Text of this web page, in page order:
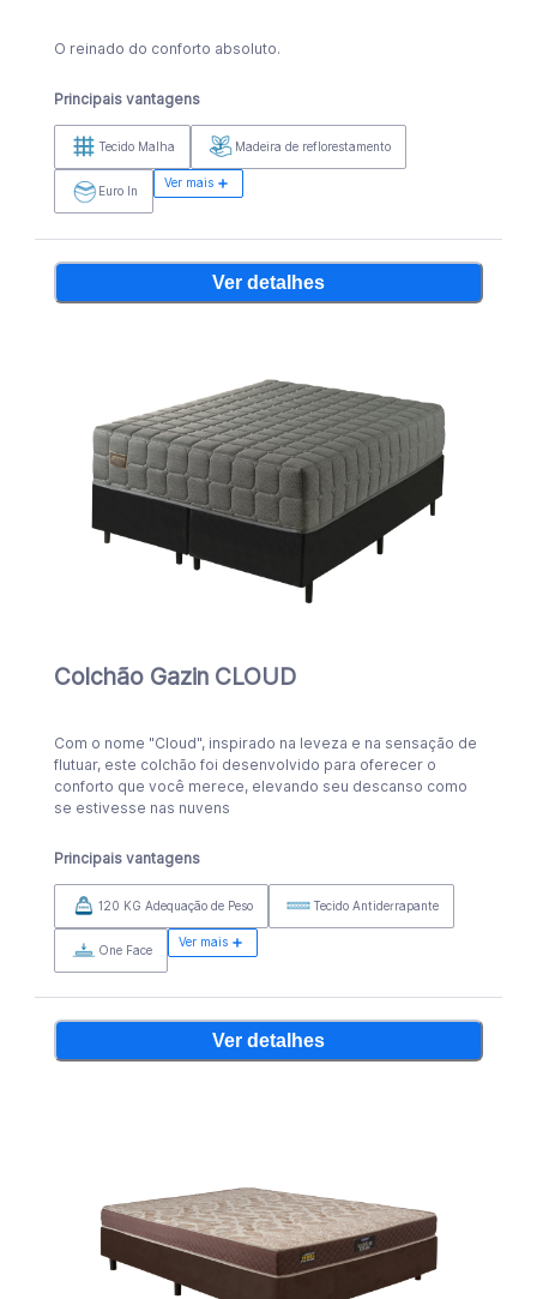
O reinado do conforto absoluto.
Principais vantagens
Tecido Malha Madeira de reflorestamento
Euro In
Ver mais
Ver detalhes
Colchão Gazin CLOUD
Com o nome "Cloud", inspirado na leveza e na sensação de
flutuar, este colchão foi desenvolvido para oferecer o
conforto que você merece, elevando seu descanso como
se estivesse nas nuvens
Principais vantagens
120 KG Adequação de Peso Tecido Antiderrapante
One Face
Ver mais
Ver detalhes